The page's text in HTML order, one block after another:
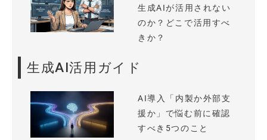
生成AIが活用されない
のか？どこで活用すべ
きか？
生成AI活用ガイド
AI導入「内製か外部支
援か」で悩む前に確認
すべき5つのこと